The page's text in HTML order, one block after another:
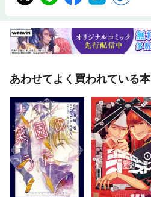
あわせてよく買われている本